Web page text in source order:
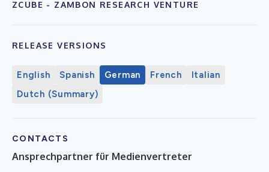
ZCUBE - ZAMBON RESEARCH VENTURE
RELEASE VERSIONS
English Spanish German French
Italian
Dutch (Summary)
CONTACTS
Ansprechpartner für Medienvertreter